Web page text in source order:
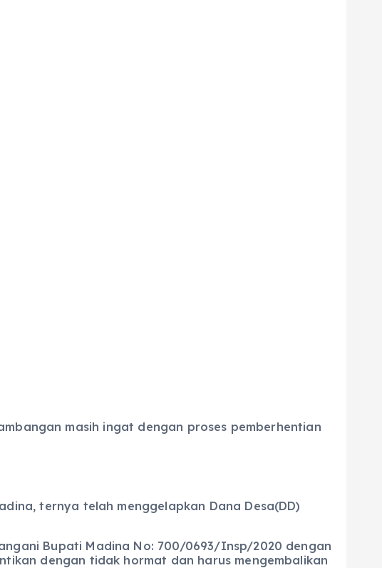
masih ingat dengan proses pemberhentian
ternya telah menggelapkan Dana Desa(DD)
Bupati Madina No: 700/0693/Insp/2020 dengan
dengan tidak hormat dan harus mengembalikan